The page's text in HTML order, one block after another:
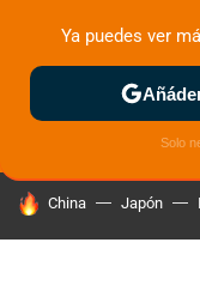
ZONA DE PRUEBAS
HOY SE HABLA DE
China Japón
Ya puedes ver
Solo